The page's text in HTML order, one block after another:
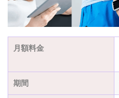
月額料金
期間